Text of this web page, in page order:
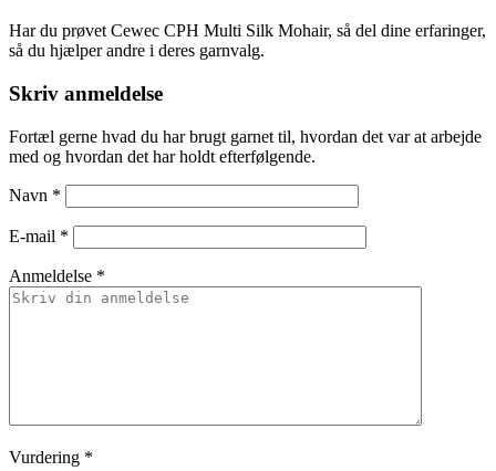
Har du prøvet Cewec CPH Multi Silk Mohair, så del dine erfaringer,
så du hjælper andre i deres garnvalg.
Skriv anmeldelse
Fortæl gerne hvad du har brugt garnet til, hvordan det var at arbejde
med og hvordan det har holdt efterfølgende.
Navn *
E-mail *
Anmeldelse *
Vurdering *